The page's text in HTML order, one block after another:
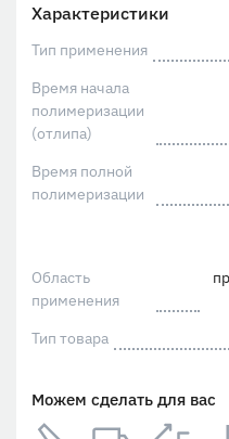
Характеристики
Тип применения
Время начала
полимеризации
(отлипа)
Время полной
полимеризации
Область
применения
Тип товара
Можем сделать для вас